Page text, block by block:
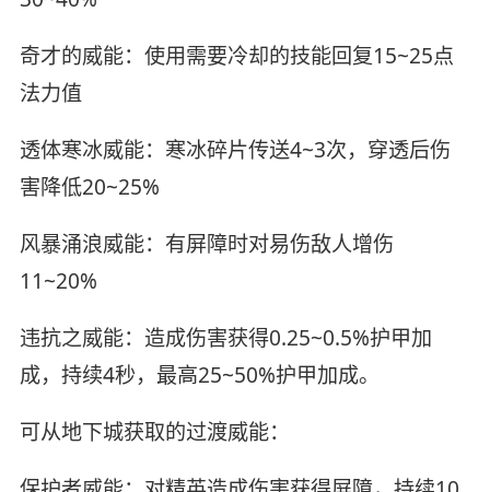
奇才的威能：使用需要冷却的技能回复15~25点
法力值
透体寒冰威能：寒冰碎片传送4~3次，穿透后伤
害降低20~25%
风暴涌浪威能：有屏障时对易伤敌人增伤
11~20%
违抗之威能：造成伤害获得0.25~0.5%护甲加
成，持续4秒，最高25~50%护甲加成。
可从地下城获取的过渡威能：